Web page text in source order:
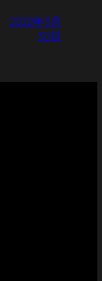
2022年3月
30日